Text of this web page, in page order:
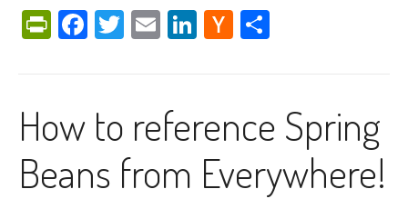
PrintFriendly
Facebook
Twitter
EmailLinkedIn
Hacker
How to reference Spring
Beans from Everywhere!